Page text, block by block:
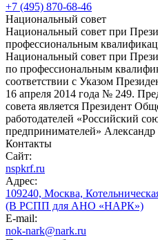
+7 (495) 870-68-46
Национальный совет
Национальный совет при
профессиональным
Национальный совет при
по профессиональным
соответствии с Указом
16 апреля 2014 года № 249.
совета является Президент
работодателей «Российский
предпринимателей»
Контакты
Сайт:
nspkrf.ru
Адрес:
109240, Москва,
(В РСПП для АНО «НАРК»)
E-mail:
nok-nark@nark.ru